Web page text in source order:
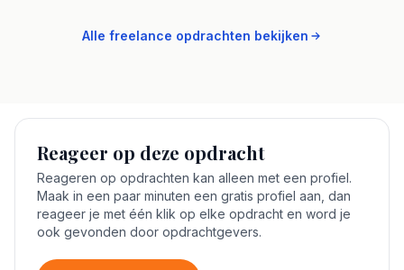
Alle freelance opdrachten bekijken
Reageer op deze opdracht
Reageren op opdrachten kan alleen met een profiel.
Maak in een paar minuten een gratis profiel aan, dan
reageer je met één klik op elke opdracht en word je
ook gevonden door opdrachtgevers.